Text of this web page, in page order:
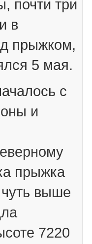
почти три
в
прыжком,
5 мая.
с
и
прыжка
выше
7220